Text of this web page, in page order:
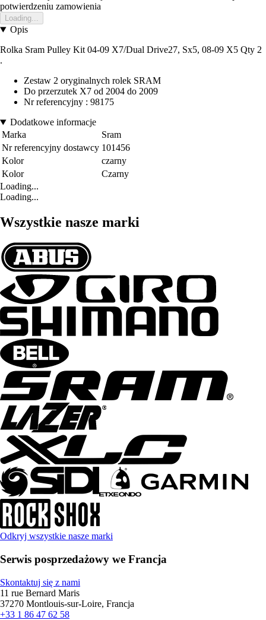
potwierdzeniu zamowienia
Loading...
Opis
Rolka Sram Pulley Kit 04-09 X7/Dual Drive27, Sx5, 08-09 X5 Qty 2
.
Zestaw 2 oryginalnych rolek SRAM
Do przerzutek X7 od 2004 do 2009
Nr referencyjny : 98175
Dodatkowe informacje
Marka
Sram
Nr referencyjny dostawcy 101456
Kolor
czarny
Kolor
Czarny
Loading...
Loading...
Wszystkie nasze marki
Odkryj wszystkie nasze marki
Serwis posprzedażowy we Francja
Skontaktuj się z nami
11 rue Bernard Maris
37270 Montlouis-sur-Loire, Francja
+33 1 86 47 62 58